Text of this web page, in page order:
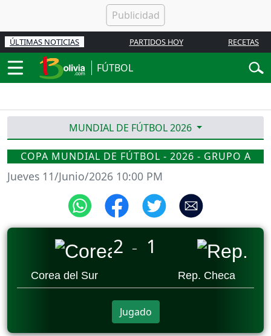
ÚLTIMAS NOTICIAS PARTIDOS HOY RECETAS
FÚTBOL
MUNDIAL DE FÚTBOL 2026
COPA MUNDIAL DE FÚTBOL - 2026 - GRUPO A
Jueves 11/Junio/2026 10:00 PM
Corea del Sur
2 _ 1
Rep. Checa
Jugado